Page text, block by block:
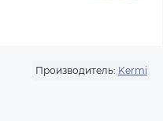
Производитель: Kermi